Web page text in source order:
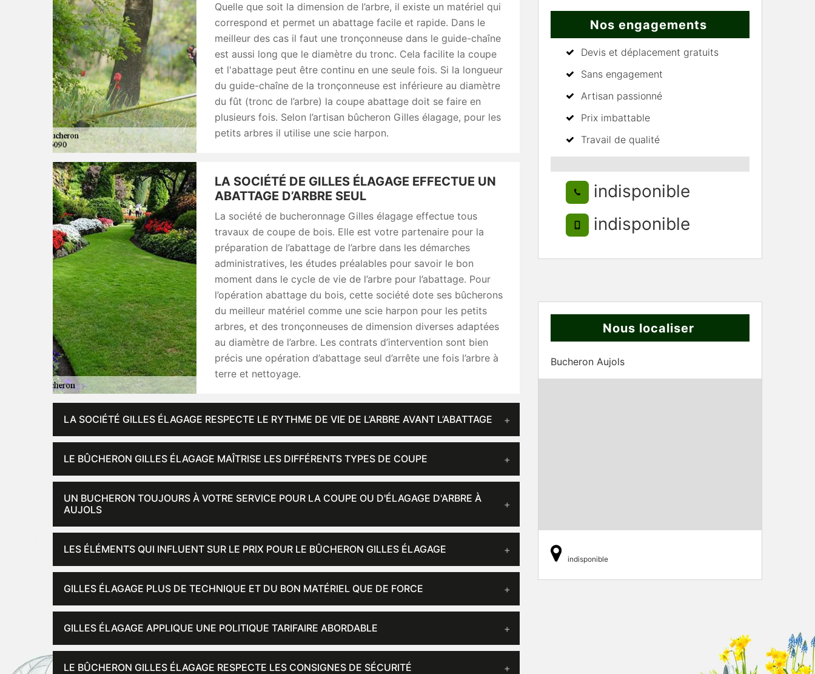
Quelle que soit la dimension de l’arbre, il existe un matériel qui
correspond et permet un abattage facile et rapide. Dans le
meilleur des cas il faut une tronçonneuse dans le guide-chaîne
est aussi long que le diamètre du tronc. Cela facilite la coupe
et l'abattage peut être continu en une seule fois. Si la longueur
du guide-chaîne de la tronçonneuse est inférieure au diamètre
du fût (tronc de l’arbre) la coupe abattage doit se faire en
plusieurs fois. Selon l’artisan bûcheron Gilles élagage, pour les
petits arbres il utilise une scie harpon.
LA SOCIÉTÉ DE GILLES ÉLAGAGE EFFECTUE UN
ABATTAGE D’ARBRE SEUL
La société de bucheronnage Gilles élagage effectue tous
travaux de coupe de bois. Elle est votre partenaire pour la
préparation de l’abattage de l’arbre dans les démarches
administratives, les études préalables pour savoir le bon
moment dans le cycle de vie de l’arbre pour l’abattage. Pour
l’opération abattage du bois, cette société dote ses bûcherons
du meilleur matériel comme une scie harpon pour les petits
arbres, et des tronçonneuses de dimension diverses adaptées
au diamètre de l’arbre. Les contrats d’intervention sont bien
précis une opération d’abattage seul d’arrête une fois l’arbre à
terre et nettoyage.
LA SOCIÉTÉ GILLES ÉLAGAGE RESPECTE LE RYTHME DE VIE DE L’ARBRE AVANT L’ABATTAGE
LE BÛCHERON GILLES ÉLAGAGE MAÎTRISE LES DIFFÉRENTS TYPES DE COUPE
UN BUCHERON TOUJOURS À VOTRE SERVICE POUR LA COUPE OU D'ÉLAGAGE D'ARBRE À
AUJOLS
LES ÉLÉMENTS QUI INFLUENT SUR LE PRIX POUR LE BÛCHERON GILLES ÉLAGAGE
GILLES ÉLAGAGE PLUS DE TECHNIQUE ET DU BON MATÉRIEL QUE DE FORCE
GILLES ÉLAGAGE APPLIQUE UNE POLITIQUE TARIFAIRE ABORDABLE
LE BÛCHERON GILLES ÉLAGAGE RESPECTE LES CONSIGNES DE SÉCURITÉ
Nos engagements
Devis et déplacement gratuits
Sans engagement
Artisan passionné
Prix imbattable
Travail de qualité
indisponible
indisponible
Nous localiser
Bucheron Aujols
indisponible